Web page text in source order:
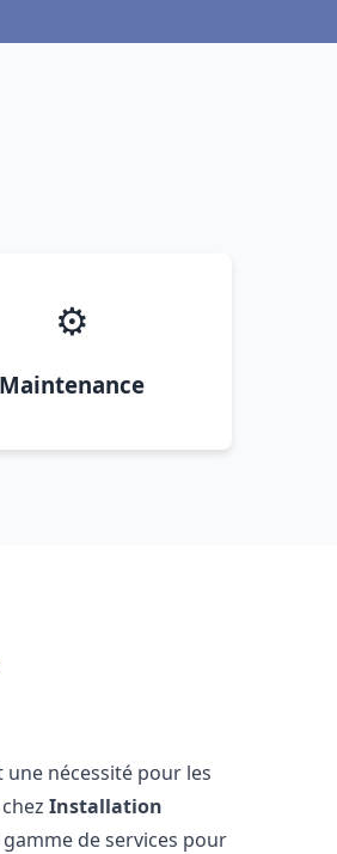
⚙️
Maintenance
nécessité pour les
chezInstallation
de services pour